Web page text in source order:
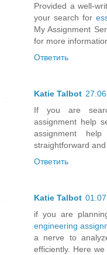
Provided a well-
your search for
My Assignment
for more
Ответить
Katie Talbot
If you are
assignment help
assignment
straightforward
Ответить
Katie Talbot
if you are
engineering
a nerve to
efficiently. Here